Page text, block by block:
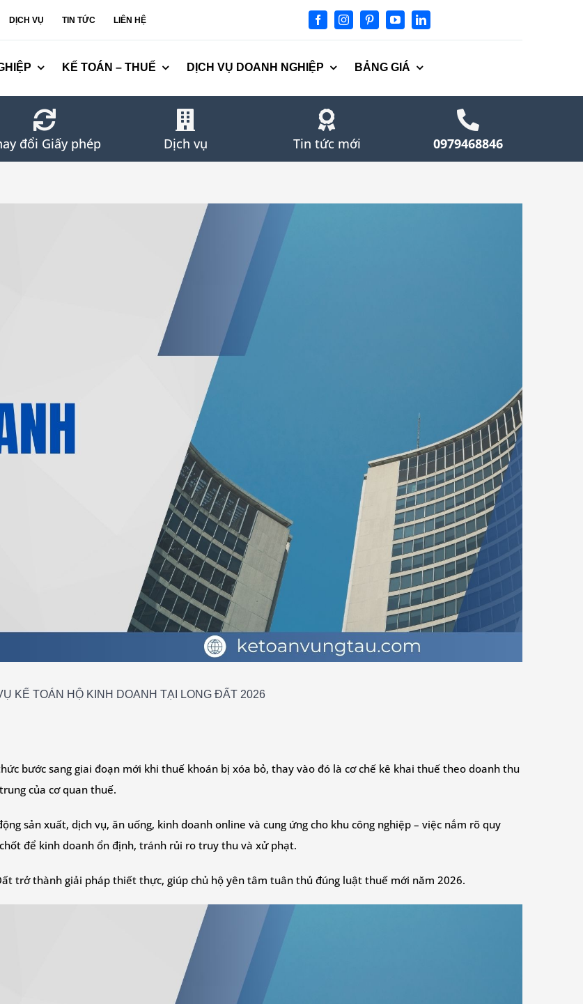
DỊCH VỤ TIN TỨC LIÊN HỆ
KẾ TOÁN – THUẾ DỊCH VỤ DOANH NGHIỆP BẢNG GIÁ
đổi Giấy phép Dịch vụ Tin tức mới 0979468846
KẾ TOÁN HỘ KINH DOANH TẠI LONG ĐẤT 2026
bước sang giai đoạn mới khi thuế khoán bị xóa bỏ, thay vào đó là cơ chế kê khai thuế theo doanh thu
của cơ quan thuế.
sản xuất, dịch vụ, ăn uống, kinh doanh online và cung ứng cho khu công nghiệp – việc nắm rõ quy
để kinh doanh ổn định, tránh rủi ro truy thu và xử phạt.
trở thành giải pháp thiết thực, giúp chủ hộ yên tâm tuân thủ đúng luật thuế mới năm 2026.